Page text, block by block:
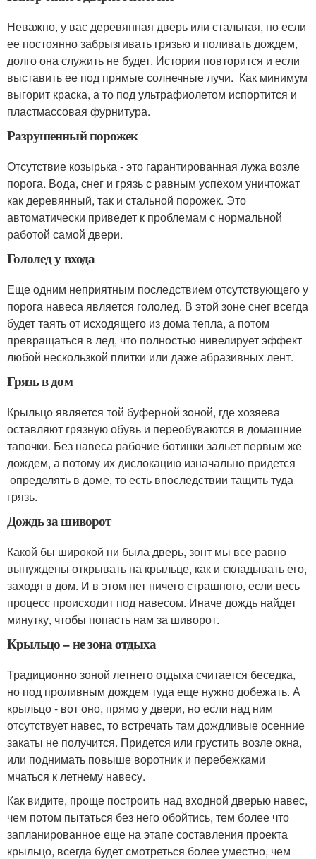
Неважно, у вас деревянная дверь или стальная, но если
ее постоянно забрызгивать грязью и поливать дождем,
долго она служить не будет. История повторится и если
выставить ее под прямые солнечные лучи. Как минимум
выгорит краска, а то под ультрафиолетом испортится и
пластмассовая фурнитура.
Разрушенный порожек
Отсутствие козырька - это гарантированная лужа возле
порога. Вода, снег и грязь с равным успехом уничтожат
как деревянный, так и стальной порожек. Это
автоматически приведет к проблемам с нормальной
работой самой двери.
Гололед у входа
Еще одним неприятным последствием отсутствующего у
порога навеса является гололед. В этой зоне снег всегда
будет таять от исходящего из дома тепла, а потом
превращаться в лед, что полностью нивелирует эффект
любой нескользкой плитки или даже абразивных лент.
Грязь в дом
Крыльцо является той буферной зоной, где хозяева
оставляют грязную обувь и переобуваются в домашние
тапочки. Без навеса рабочие ботинки зальет первым же
дождем, а потому их дислокацию изначально придется
определять в доме, то есть впоследствии тащить туда
грязь.
Дождь за шиворот
Какой бы широкой ни была дверь, зонт мы все равно
вынуждены открывать на крыльце, как и складывать его,
заходя в дом. И в этом нет ничего страшного, если весь
процесс происходит под навесом. Иначе дождь найдет
минутку, чтобы попасть нам за шиворот.
Крыльцо – не зона отдыха
Традиционно зоной летнего отдыха считается беседка,
но под проливным дождем туда еще нужно добежать. А
крыльцо - вот оно, прямо у двери, но если над ним
отсутствует навес, то встречать там дождливые осенние
закаты не получится. Придется или грустить возле окна,
или поднимать повыше воротник и перебежками
мчаться к летнему навесу.
Как видите, проще построить над входной дверью навес,
чем потом пытаться без него обойтись, тем более что
запланированное еще на этапе составления проекта
крыльцо, всегда будет смотреться более уместно, чем